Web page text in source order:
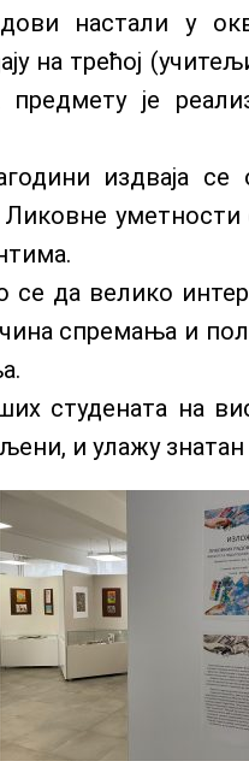
настали у
на трећој
је
издваја
Ликовне
се да велико
спремања и
студената на
и улажу